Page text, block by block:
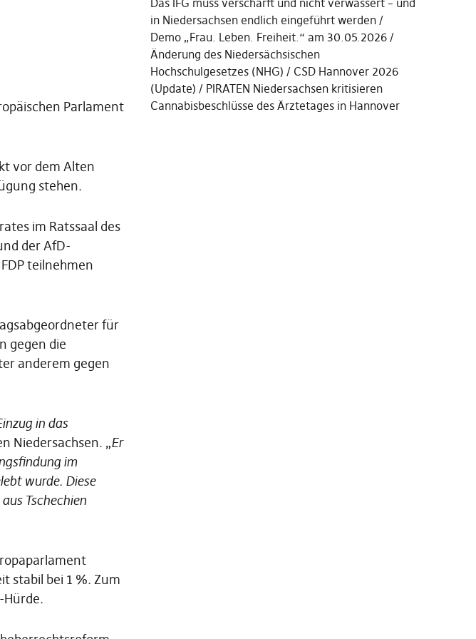
Parlament
vor dem Alten
stehen.
im Ratssaal des
der AfD-
teilnehmen
für
gegen die
anderem gegen
in das
Niedersachsen. „Er
im
wurde. Diese
Tschechien
stabil bei 1 %. Zum
Hürde.
Das IFG muss verschärft und nicht verwässert – und
in Niedersachsen endlich eingeführt werden
Demo „Frau. Leben. Freiheit.“ am 30.05.2026
Änderung des Niedersächsischen
Hochschulgesetzes (NHG)
CSD Hannover 2026
(Update)
PIRATEN Niedersachsen kritisieren
Cannabisbeschlüsse des Ärztetages in Hannover